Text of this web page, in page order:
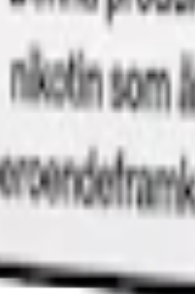
vanligtvis inom 24 timmar på vardagar.